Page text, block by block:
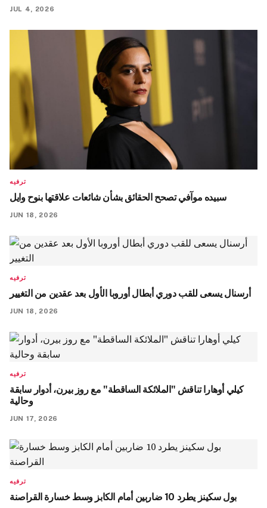
JUL 4, 2026
ترفيه
سبیده موآفي تصحح الحقائق بشأن شائعات علاقتها بنوح وايل
JUN 18, 2026
ترفيه
أرسنال يسعى للقب دوري أبطال أوروبا الأول بعد عقدين من التغيير
JUN 18, 2026
ترفيه
كيلي أوهارا تناقش "الملائكة الساقطة" مع روز بيرن، أدوار سابقة
وحالية
JUN 17, 2026
ترفيه
بول سكينز يطرد 10 ضاربين أمام الكابز وسط خسارة القراصنة